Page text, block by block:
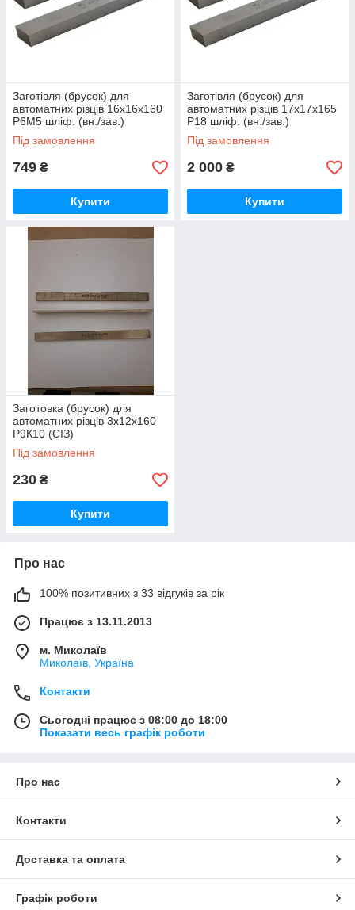
Заготівля (брусок) для
автоматних різців 16х16х160
Р6М5 шліф. (вн./зав.)
Під замовлення
749 ₴
Купити
Заготівля (брусок) для
автоматних різців 17х17х165
Р18 шліф. (вн./зав.)
Під замовлення
2 000 ₴
Купити
Заготовка (брусок) для
автоматних різців 3х12х160
Р9К10 (СІЗ)
Під замовлення
230 ₴
Купити
Про нас
100% позитивних з 33 відгуків за рік
Працює з 13.11.2013
м. Миколаїв
Миколаїв, Україна
Контакти
Сьогодні працює з 08:00 до 18:00
Показати весь графік роботи
Про нас
Контакти
Доставка та оплата
Графік роботи